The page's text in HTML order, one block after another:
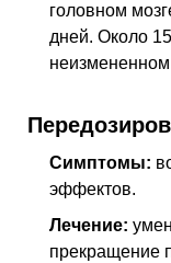
головном
дней. Около
Симптомы:
эффектов.
Лечение:
прекращение